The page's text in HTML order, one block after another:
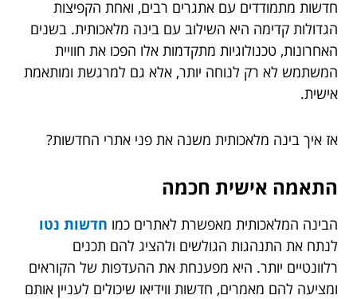
חדשות מתמודדים עם אתגרים רבים, ואחת הקפיצות
הגדולות קדימה היא השילוב עם בינה מלאכותית. בשנים
האחרונות, טכנולוגיות מתקדמות אלו הפכו את חוויית
המשתמש לא רק לנוחה יותר, אלא גם למרגשת ומותאמת
אישית.
אז איך בינה מלאכותית משנה את פני אתרי החדשות?
התאמה אישית חכמה
הבינה המלאכותית מאפשרת לאתרים כמו חדשות נטו
לנתח את התנהגות הגולשים ולהציג להם תכנים
רלוונטיים יותר. היא מפענחת את ההעדפות של הקוראים
ומציעה להם מאמרים, חדשות ווידיאו שיכולים לעניין אותם